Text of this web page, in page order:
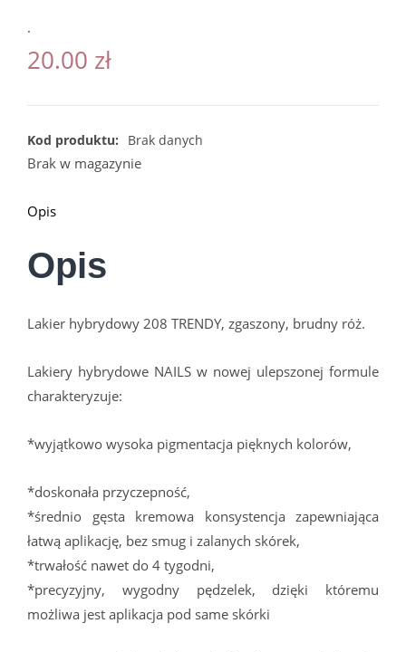
.
20.00 zł
Kod produktu: Brak danych
Brak w magazynie
Opis
Opis
Lakier hybrydowy 208 TRENDY, zgaszony, brudny róż.
Lakiery hybrydowe NAILS w nowej ulepszonej formule
charakteryzuje:
*wyjątkowo wysoka pigmentacja pięknych kolorów,
*doskonała przyczepność,
*średnio gęsta kremowa konsystencja zapewniająca
łatwą aplikację, bez smug i zalanych skórek,
*trwałość nawet do 4 tygodni,
*precyzyjny, wygodny pędzelek, dzięki któremu
możliwa jest aplikacja pod same skórki